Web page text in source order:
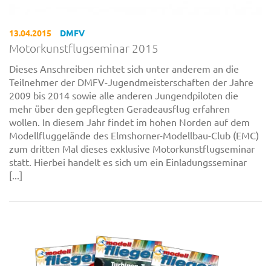
13.04.2015 DMFV
Motorkunstflugseminar 2015
Dieses Anschreiben richtet sich unter anderem an die
Teilnehmer der DMFV-Jugendmeisterschaften der Jahre
2009 bis 2014 sowie alle anderen Jungendpiloten die
mehr über den gepflegten Geradeausflug erfahren
wollen. In diesem Jahr findet im hohen Norden auf dem
Modellfluggelände des Elmshorner-Modellbau-Club (EMC)
zum dritten Mal dieses exklusive Motorkunstflugseminar
statt. Hierbei handelt es sich um ein Einladungsseminar
[...]